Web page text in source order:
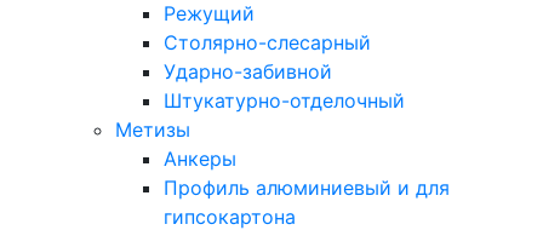
Режущий
Столярно-слесарный
Ударно-забивной
Штукатурно-отделочный
Метизы
Анкеры
Профиль алюминиевый и для
гипсокартона